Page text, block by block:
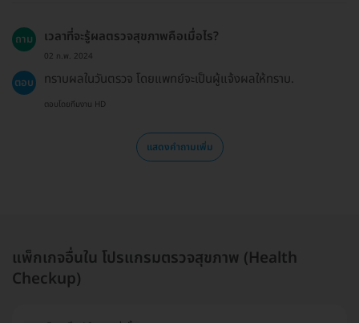
ถาม เวลาที่จะรู้ผลตรวจสุขภาพคือเมื่อไร?
02 ก.พ. 2024
ตอบ ทราบผลในวันตรวจ โดยแพทย์จะเป็นผู้แจ้งผลให้ทราบ.
ตอบโดยทีมงาน HD
แสดงคำถามเพิ่ม
แพ็กเกจอื่นใน โปรแกรมตรวจสุขภาพ (Health
Checkup)